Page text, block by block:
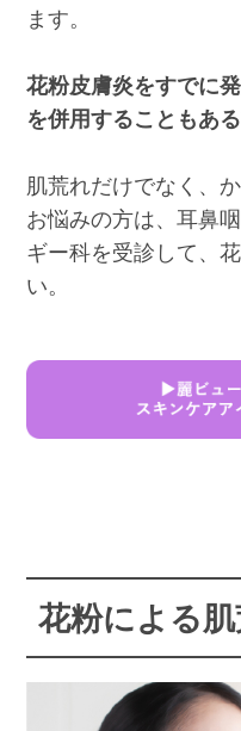
ます。
花粉皮膚炎をすでに
を併用することもある
肌荒れだけでなく、
お悩みの方は、耳鼻
ギー科を受診して、
い。
花粉による